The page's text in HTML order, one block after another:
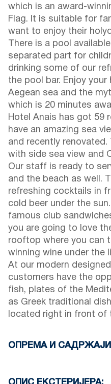
which is an award-
Flag. It is suitable for
want to enjoy their
There is a pool
separated part for
drinking some of our
the pool bar. Enjoy
Aegean sea and the
which is 20 minutes
Hotel Anais has got 59
have an amazing sea
and recently renovated.
with side sea view and
Our staff is ready to
and the beach as well.
refreshing cocktails in
cold beer under the
famous club
you are going to love
rooftop where you can
winning wine under the
At our modern
customers have the
fish, plates of the
as Greek traditional
located right in front of
ОПРЕМА И
Климатизација